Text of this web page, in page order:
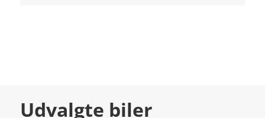
Udvalgte biler